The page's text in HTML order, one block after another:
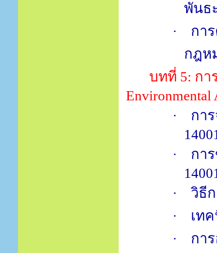
พันธ
·
กา
กฎห
บทที่ 5: กา
Environmental
·
กา
·
กา
·
วิธี
·
เท
·
กา